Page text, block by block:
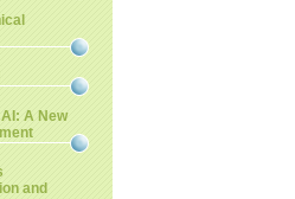
A New
and